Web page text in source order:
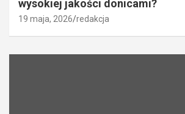
wysokiej jakości donicami?
19 maja, 2026 redakcja